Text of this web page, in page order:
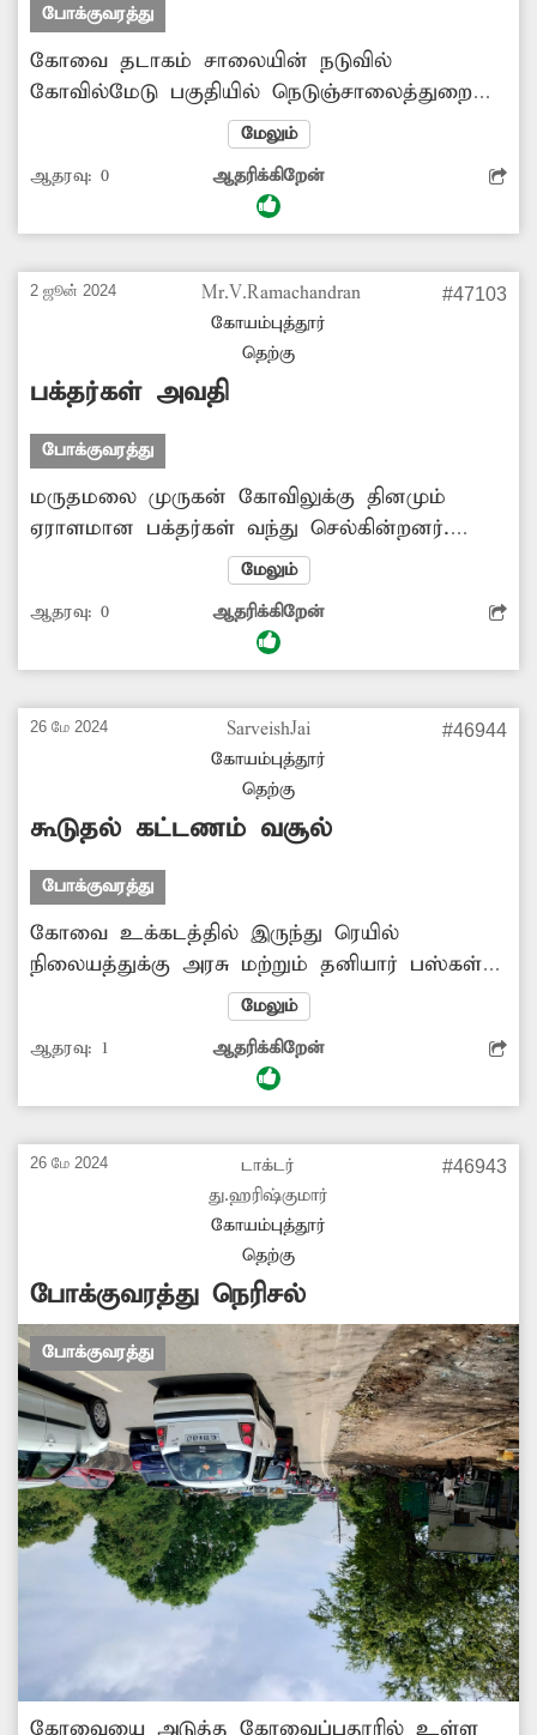
போக்குவரத்து
கோவை தடாகம் சாலையின் நடுவில்
கோவில்மேடு பகுதியில் நெடுஞ்சாலைத்துறை
சார்பில் விபத்துகளை தடுக்க தடுப்பு கற்கள்
வரிசையாக அடுக்கி வைக்கப்பட்டு உள்ளன.
இதில் 2 கற்களை மட்டும் சாலையோரம் அகற்றி
வைத்துவிட்டு, சாலையை கடக்க சிலர் வழி
காரணமாக அந்த வழியாக சாலையை
கடப்பவர்கள் வாகனத்தில் சிக்கி விபத்தில்
சிக்கும் அபாயம் காணப்படுகிறது. எனவே
அங்கு மீண்டும் தடுப்பு கற்களை வைக்க
சம்பந்தப்பட்ட துறை அதிகாரிகள் முன்வர
வேண்டும். சுதர்ஷன், கோவில்மேடு.
மேலும்
ஆதரவு: 0 ஆதரிக்கிறேன்
2 ஜூன் 2024
Mr.V.Ramachandran
கோயம்புத்தூர்
தெற்கு
#47103
பக்தர்கள் அவதி
போக்குவரத்து
மருதமலை முருகன் கோவிலுக்கு தினமும்
ஏராளமான பக்தர்கள் வந்து செல்கின்றனர்.
விசேஷ நாட்களில் கூட்டம் அதிகமாக
இருக்கிறது. அந்த சமயத்தில் இருசக்கர மற்றும்
நான்கு சக்கர வாகனங்களில் நுழைவு கட்டணம்
பெற்று கோவிலுக்கு செல்ல காலதாமதம்
இருப்பதால் பக்தர்கள் கடும்
அவதிப்படுகிறார்கள். எனவே விரைவாக சென்று
வர உரிய ஏற்பாடுகளை செய்து தர வேண்டும்.
மேலும்
ஆதரவு: 0 ஆதரிக்கிறேன்
26 மே 2024
SarveishJai
கோயம்புத்தூர்
தெற்கு
#46944
கூடுதல் கட்டணம் வசூல்
போக்குவரத்து
கோவை உக்கடத்தில் இருந்து ரெயில்
நிலையத்துக்கு அரசு மற்றும் தனியார் பஸ்கள்
இயக்கப்படுகின்றன. இதில் சில தனியார்
பஸ்களில் அரசு நிர்ணயித்த கட்டணத்தை விட
கூடுதல் கட்டணம் வசூலிக்கப்படுகிறது.
இதுகுறித்து கண்டக்டரிடம் கேட்டாலும், உரிய
பயணிகள்-கண்டக்டர்கள் இடையே வாக்குவாதம்
ஏற்படுகிறது. எனவே அரசு நிர்ணயித்த கட்டண
முறையை பின்பற்ற தனியார் பஸ்
உரிமையாளர்களுக்கு அறிவுரை வழங்க
வேண்டும்.
மேலும்
ஆதரவு: 1 ஆதரிக்கிறேன்
26 மே 2024
டாக்டர்
து.ஹரிஷ்குமார்
கோயம்புத்தூர்
தெற்கு
#46943
போக்குவரத்து நெரிசல்
போக்குவரத்து
கோவையை அடுத்த கோவைப்புதூரில் உள்ள